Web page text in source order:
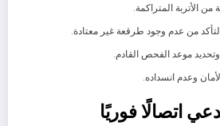
الأتربة المتراكمة.
من عدم وجود طرقعة غير معتادة.
موعد الفحص القادم.
وعدم انسداده.
اتصالًا فوريًا